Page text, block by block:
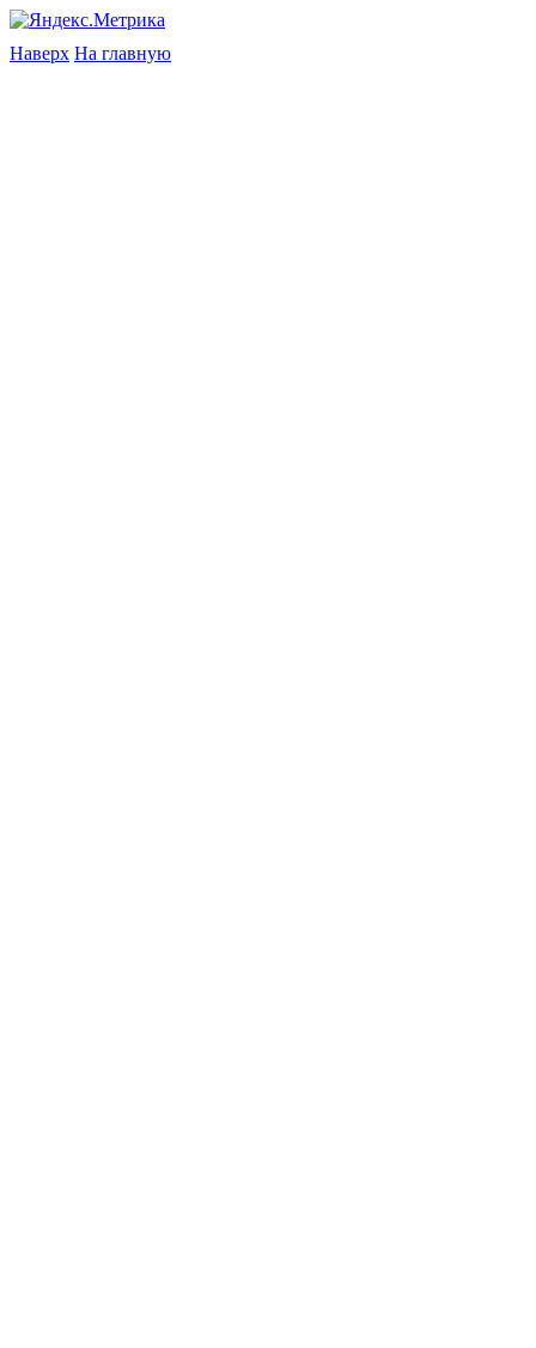
Наверх На главную